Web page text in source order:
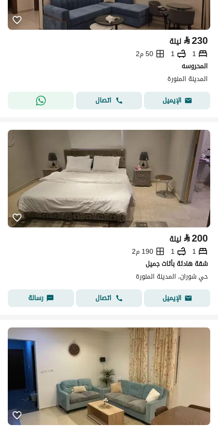
⃁230 ليلة
1
1
50 م2
المحروسه
المدينة المنورة
الإيميل
اتصال
⃁200 ليلة
1
1
190 م2
شقة هادئة بأثاث جميل
حي شوران، المدينة المنورة
الإيميل
اتصال رسالة